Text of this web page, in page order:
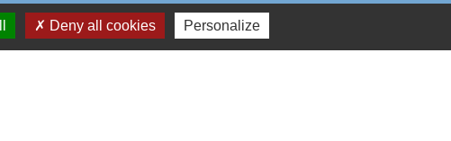
Deny all cookies Personalize